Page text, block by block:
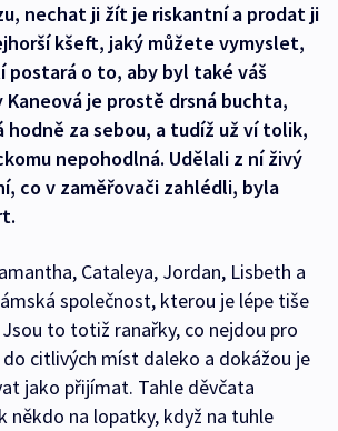
nechat ji žít je riskantní a prodat ji
kšeft, jaký můžete vymyslet,
postará o to, aby byl také váš
Kaneová je prostě drsná buchta,
hodně za sebou, a tudíž už ví tolik,
nepohodlná. Udělali z ní živý
co v zaměřovači zahlédli, byla
Cataleya, Jordan, Lisbeth a
společnost, kterou je lépe tiše
to totiž ranařky, co nejdou pro
citlivých míst daleko a dokážou je
jako přijímat. Tahle děvčata
někdo na lopatky, když na tuhle